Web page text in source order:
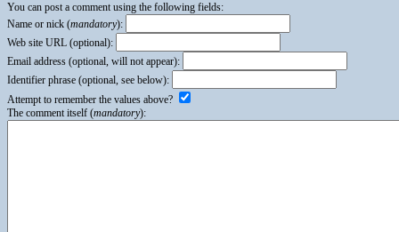
You can post a comment using the following fields:
Name or nick (mandatory):
Web site URL (optional):
Email address (optional, will not appear):
Identifier phrase (optional, see below):
Attempt to remember the values above?
The comment itself (mandatory):